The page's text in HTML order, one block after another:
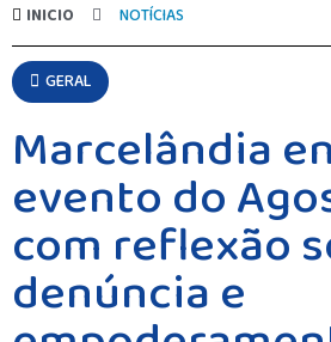
INICIO NOTÍCIAS
GERAL
Marcelândia
evento do
com reflexão
denúncia e
ESPORTES
SAÚDE
MATO GROSSO
POLÍCIA
POLÍTICA
VARIEDADES
BALCÃO DE EMPREGOS